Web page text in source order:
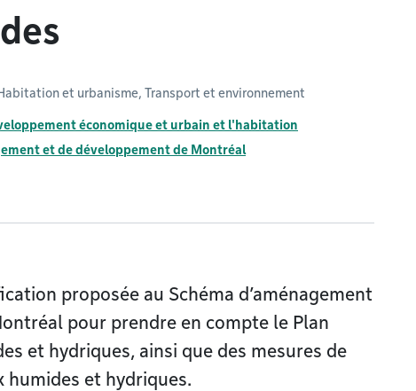
et urbanisme, Transport et environnement
économique et urbain et l'habitation
et de développement de Montréal
proposée au Schéma d’aménagement
pour prendre en compte le Plan
et hydriques, ainsi que des mesures de
et hydriques.